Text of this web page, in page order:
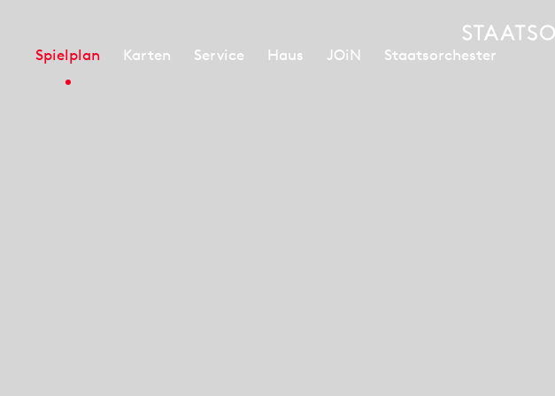
Spielplan Karten Service Haus JOiN Staatsorchester